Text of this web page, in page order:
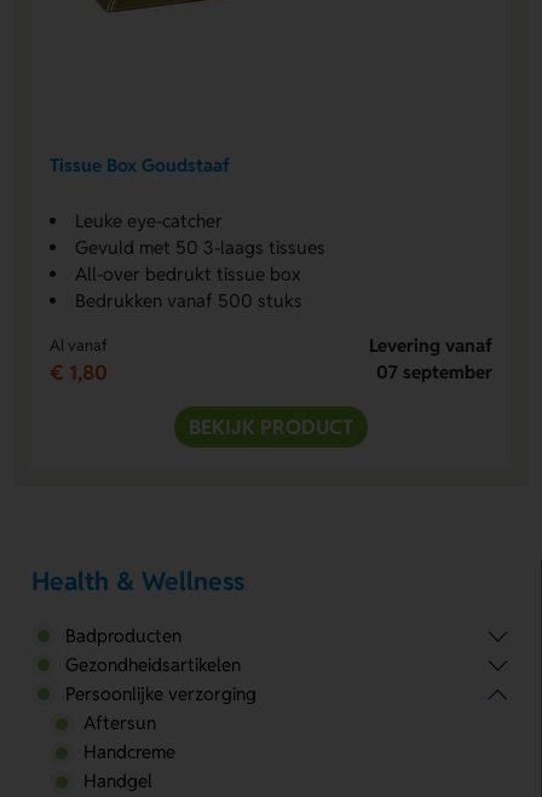
Tissue Box Goudstaaf
Leuke eye-catcher
Gevuld met 50 3-laags tissues
All-over bedrukt tissue box
Bedrukken vanaf 500 stuks
Al vanaf
€ 1,80
Levering vanaf
07 september
BEKIJK PRODUCT
Health & Wellness
Badproducten
Gezondheidsartikelen
Persoonlijke verzorging
Aftersun
Handcreme
Handgel